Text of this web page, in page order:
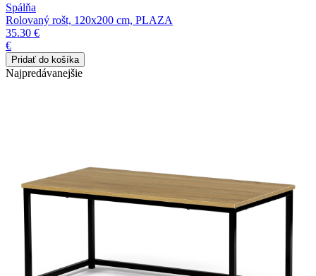
Spálňa
Rolovaný rošt, 120x200 cm, PLAZA
35.30 €
€
Najpredávanejšie